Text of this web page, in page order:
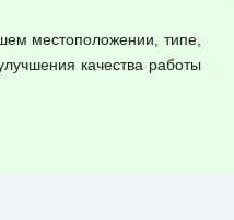
местоположении, типе,
качества работы